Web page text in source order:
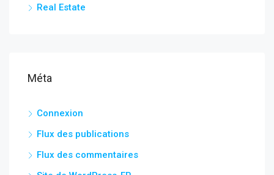
Real Estate
Méta
Connexion
Flux des publications
Flux des commentaires